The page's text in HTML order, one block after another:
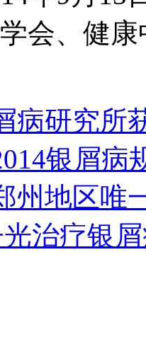
会、健
病研究所
银屑病
州地区唯
治疗银